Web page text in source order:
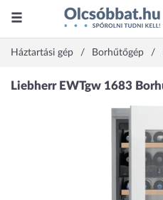
Háztartási gép Borhűtőgép